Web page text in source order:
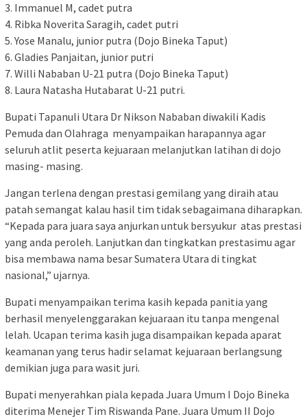
3. Immanuel M, cadet putra
4. Ribka Noverita Saragih, cadet putri
5. Yose Manalu, junior putra (Dojo Bineka Taput)
6. Gladies Panjaitan, junior putri
7. Willi Nababan U-21 putra (Dojo Bineka Taput)
8. Laura Natasha Hutabarat U-21 putri.
Bupati Tapanuli Utara Dr Nikson Nababan diwakili Kadis
Pemuda dan Olahraga menyampaikan harapannya agar
seluruh atlit peserta kejuaraan melanjutkan latihan di dojo
masing- masing.
Jangan terlena dengan prestasi gemilang yang diraih atau
patah semangat kalau hasil tim tidak sebagaimana diharapkan.
“Kepada para juara saya anjurkan untuk bersyukur atas prestasi
yang anda peroleh. Lanjutkan dan tingkatkan prestasimu agar
bisa membawa nama besar Sumatera Utara di tingkat
nasional,” ujarnya.
Bupati menyampaikan terima kasih kepada panitia yang
berhasil menyelenggarakan kejuaraan itu tanpa mengenal
lelah. Ucapan terima kasih juga disampaikan kepada aparat
keamanan yang terus hadir selamat kejuaraan berlangsung
demikian juga para wasit juri.
Bupati menyerahkan piala kepada Juara Umum I Dojo Bineka
diterima Menejer Tim Riswanda Pane. Juara Umum II Dojo